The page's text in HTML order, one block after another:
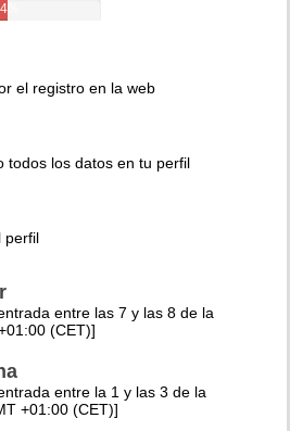
el registro en la web
todos los datos en tu perfil
perfil
entre las 7 y las 8 de la
(CET)]
entre la 1 y las 3 de la
+01:00 (CET)]